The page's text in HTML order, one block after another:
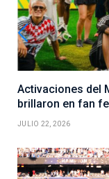
Activaciones del
brillaron en fan
JULIO 22, 2026